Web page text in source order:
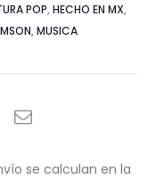
POP, HECHO EN MX,
, MUSICA
se calculan en la